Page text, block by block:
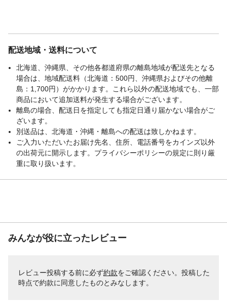
配送地域・送料について
北海道、沖縄県、その他各都道府県の離島地域が配送先となる
場合は、地域配送料（北海道：500円、沖縄県およびその他離
島：1,700円）がかかります。これら以外の配送地域でも、一部
商品において追加送料が発生する場合がございます。
離島の場合、配送日を指定しても指定日通り届かない場合がご
ざいます。
別送品は、北海道・沖縄・離島への配送は致しかねます。
ご入力いただいたお届け先名、住所、電話番号をカインズ以外
の出荷元に開示します。プライバシーポリシーの規定に則り厳
重に取り扱います。
みんなが役に立ったレビュー
レビュー投稿する前に必ず約款をご確認ください。投稿した
時点で約款に同意したものとみなします。